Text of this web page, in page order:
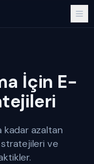
İçin E-
kadar azaltan
stratejileri ve